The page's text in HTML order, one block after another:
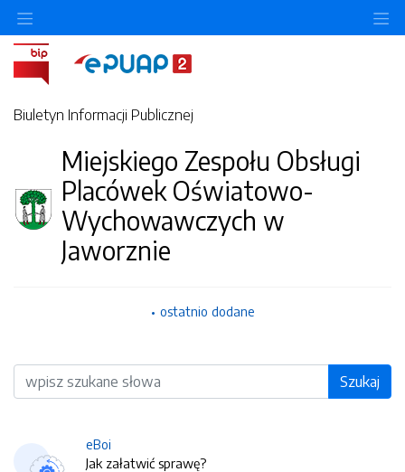
Biuletyn Informacji Publicznej
Miejskiego Zespołu Obsługi
Placówek Oświatowo-
Wychowawczych w
Jaworznie
ostatnio dodane
Wyszukiwarka Szukaj
eBoi
Jak załatwić sprawę?